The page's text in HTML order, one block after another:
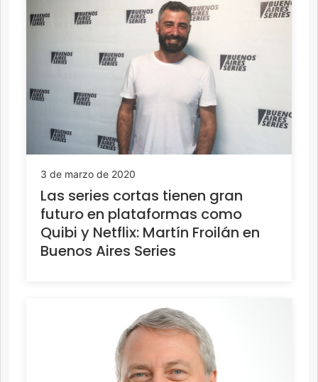
3 de marzo de 2020
Las series cortas tienen gran
futuro en plataformas como
Quibi y Netflix: Martín Froilán en
Buenos Aires Series